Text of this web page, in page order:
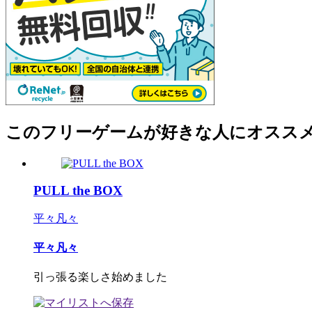
このフリーゲームが好きな人にオスス
PULL the BOX
平々凡々
平々凡々
引っ張る楽しさ始めました